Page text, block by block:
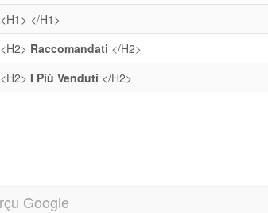
<H1> </H1>
<H2> Raccomandati </H2>
<H2> I Più Venduti </H2>
Google